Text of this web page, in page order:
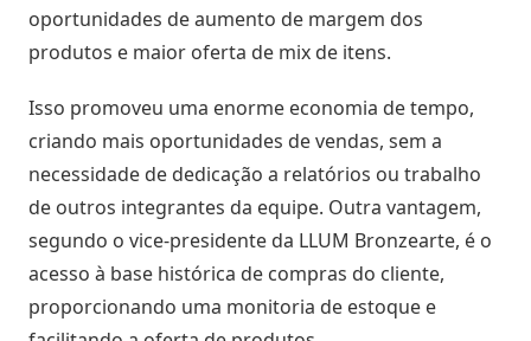
Geointeligência
Comportamento
de
Compra
Destaques
Lançamentos
oportunidades de aumento de margem dos
produtos e maior oferta de mix de itens.
Isso promoveu uma enorme economia de tempo,
criando mais oportunidades de vendas, sem a
necessidade de dedicação a relatórios ou trabalho
de outros integrantes da equipe. Outra vantagem,
segundo o vice-presidente da LLUM Bronzearte, é o
acesso à base histórica de compras do cliente,
proporcionando uma monitoria de estoque e